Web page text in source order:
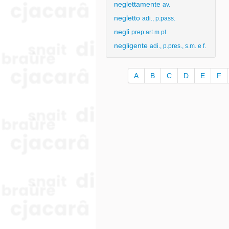
neglettamente av.
negletto adi., p.pass.
negli prep.art.m.pl.
negligente adi., p.pres., s.m. e f.
A B C D E F